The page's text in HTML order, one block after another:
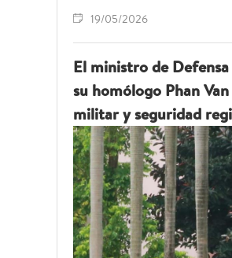
19/05/2026
El ministro de
su homólogo Phan
militar y seguridad